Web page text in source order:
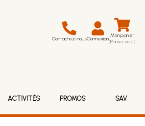
Contactez-nousConnexion Mon panier
(Panier vide)
ACTIVITÉS PROMOS SAV